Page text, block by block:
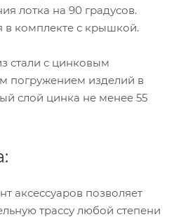
лотка на 90 градусов.
в комплекте с крышкой.
стали с цинковым
погружением изделий в
слой цинка не менее 55
аксессуаров позволяет
трассу любой степени